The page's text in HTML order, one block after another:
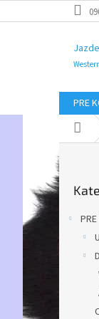
na
PRE
o
č
n